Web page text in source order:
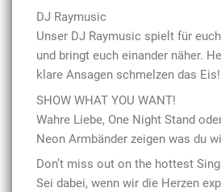
DJ Raymusic
Unser DJ Raymusic spielt für
und bringt euch einander näher.
klare Ansagen schmelzen das Eis!
SHOW WHAT YOU WANT!
Wahre Liebe, One Night Stand
Neon Armbänder zeigen was du
Don’t miss out on the hottest
Sei dabei, wenn wir die Herzen